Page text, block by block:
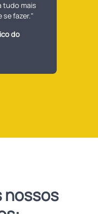
tudo mais
se fazer."
do
nossos